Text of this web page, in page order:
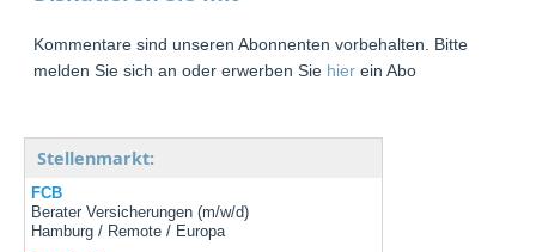
Kommentare sind unseren Abonnenten vorbehalten. Bitte
melden Sie sich an oder erwerben Sie hier ein Abo
Stellenmarkt:
FCB
Berater Versicherungen (m/w/d)
Hamburg / Remote / Europa